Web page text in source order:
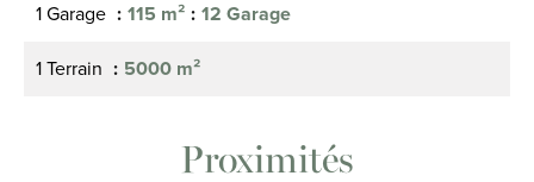
1 Garage
115 m²
12 Garage
1 Terrain
5000 m²
Proximités